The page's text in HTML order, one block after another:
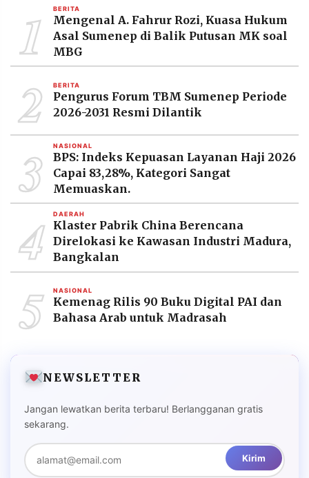
1 BERITA
Mengenal A. Fahrur Rozi, Kuasa Hukum
Asal Sumenep di Balik Putusan MK soal
MBG
2 BERITA
Pengurus Forum TBM Sumenep Periode
2026-2031 Resmi Dilantik
3 NASIONAL
BPS: Indeks Kepuasan Layanan Haji 2026
Capai 83,28%, Kategori Sangat
Memuaskan.
4 DAERAH
Klaster Pabrik China Berencana
Direlokasi ke Kawasan Industri Madura,
Bangkalan
5 NASIONAL
Kemenag Rilis 90 Buku Digital PAI dan
Bahasa Arab untuk Madrasah
NEWSLETTER
Jangan lewatkan berita terbaru! Berlangganan gratis
sekarang.
Kirim